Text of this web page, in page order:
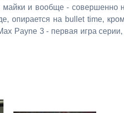
майки и вообще - совершенно
опирается на bullet time,
Payne 3 - первая игра серии,